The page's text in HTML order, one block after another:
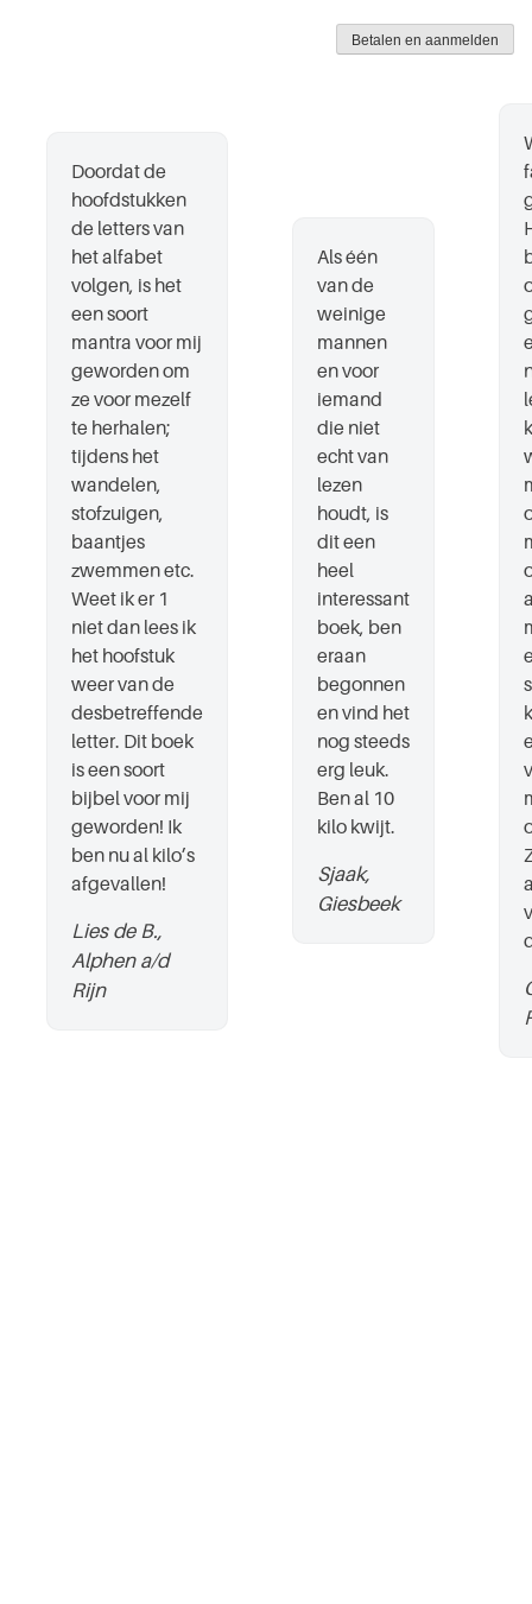
Doordat de
hoofdstukken
de letters van
het alfabet
volgen, is het
een soort
mantra voor mij
geworden om
ze voor mezelf
te herhalen;
tijdens het
wandelen,
stofzuigen,
baantjes
zwemmen etc.
Weet ik er 1
niet dan lees ik
het hoofstuk
weer van de
desbetreffende
letter. Dit boek
is een soort
bijbel voor mij
geworden! Ik
ben nu al kilo’s
afgevallen!
Lies de B.,
Alphen a/d
Rijn
Als één
van de
weinige
mannen
en voor
iemand
die niet
echt van
lezen
houdt, is
dit een
heel
interessant
boek, ben
eraan
begonnen
en vind het
nog steeds
erg leuk.
Ben al 10
kilo kwijt.
Sjaak,
Giesbeek